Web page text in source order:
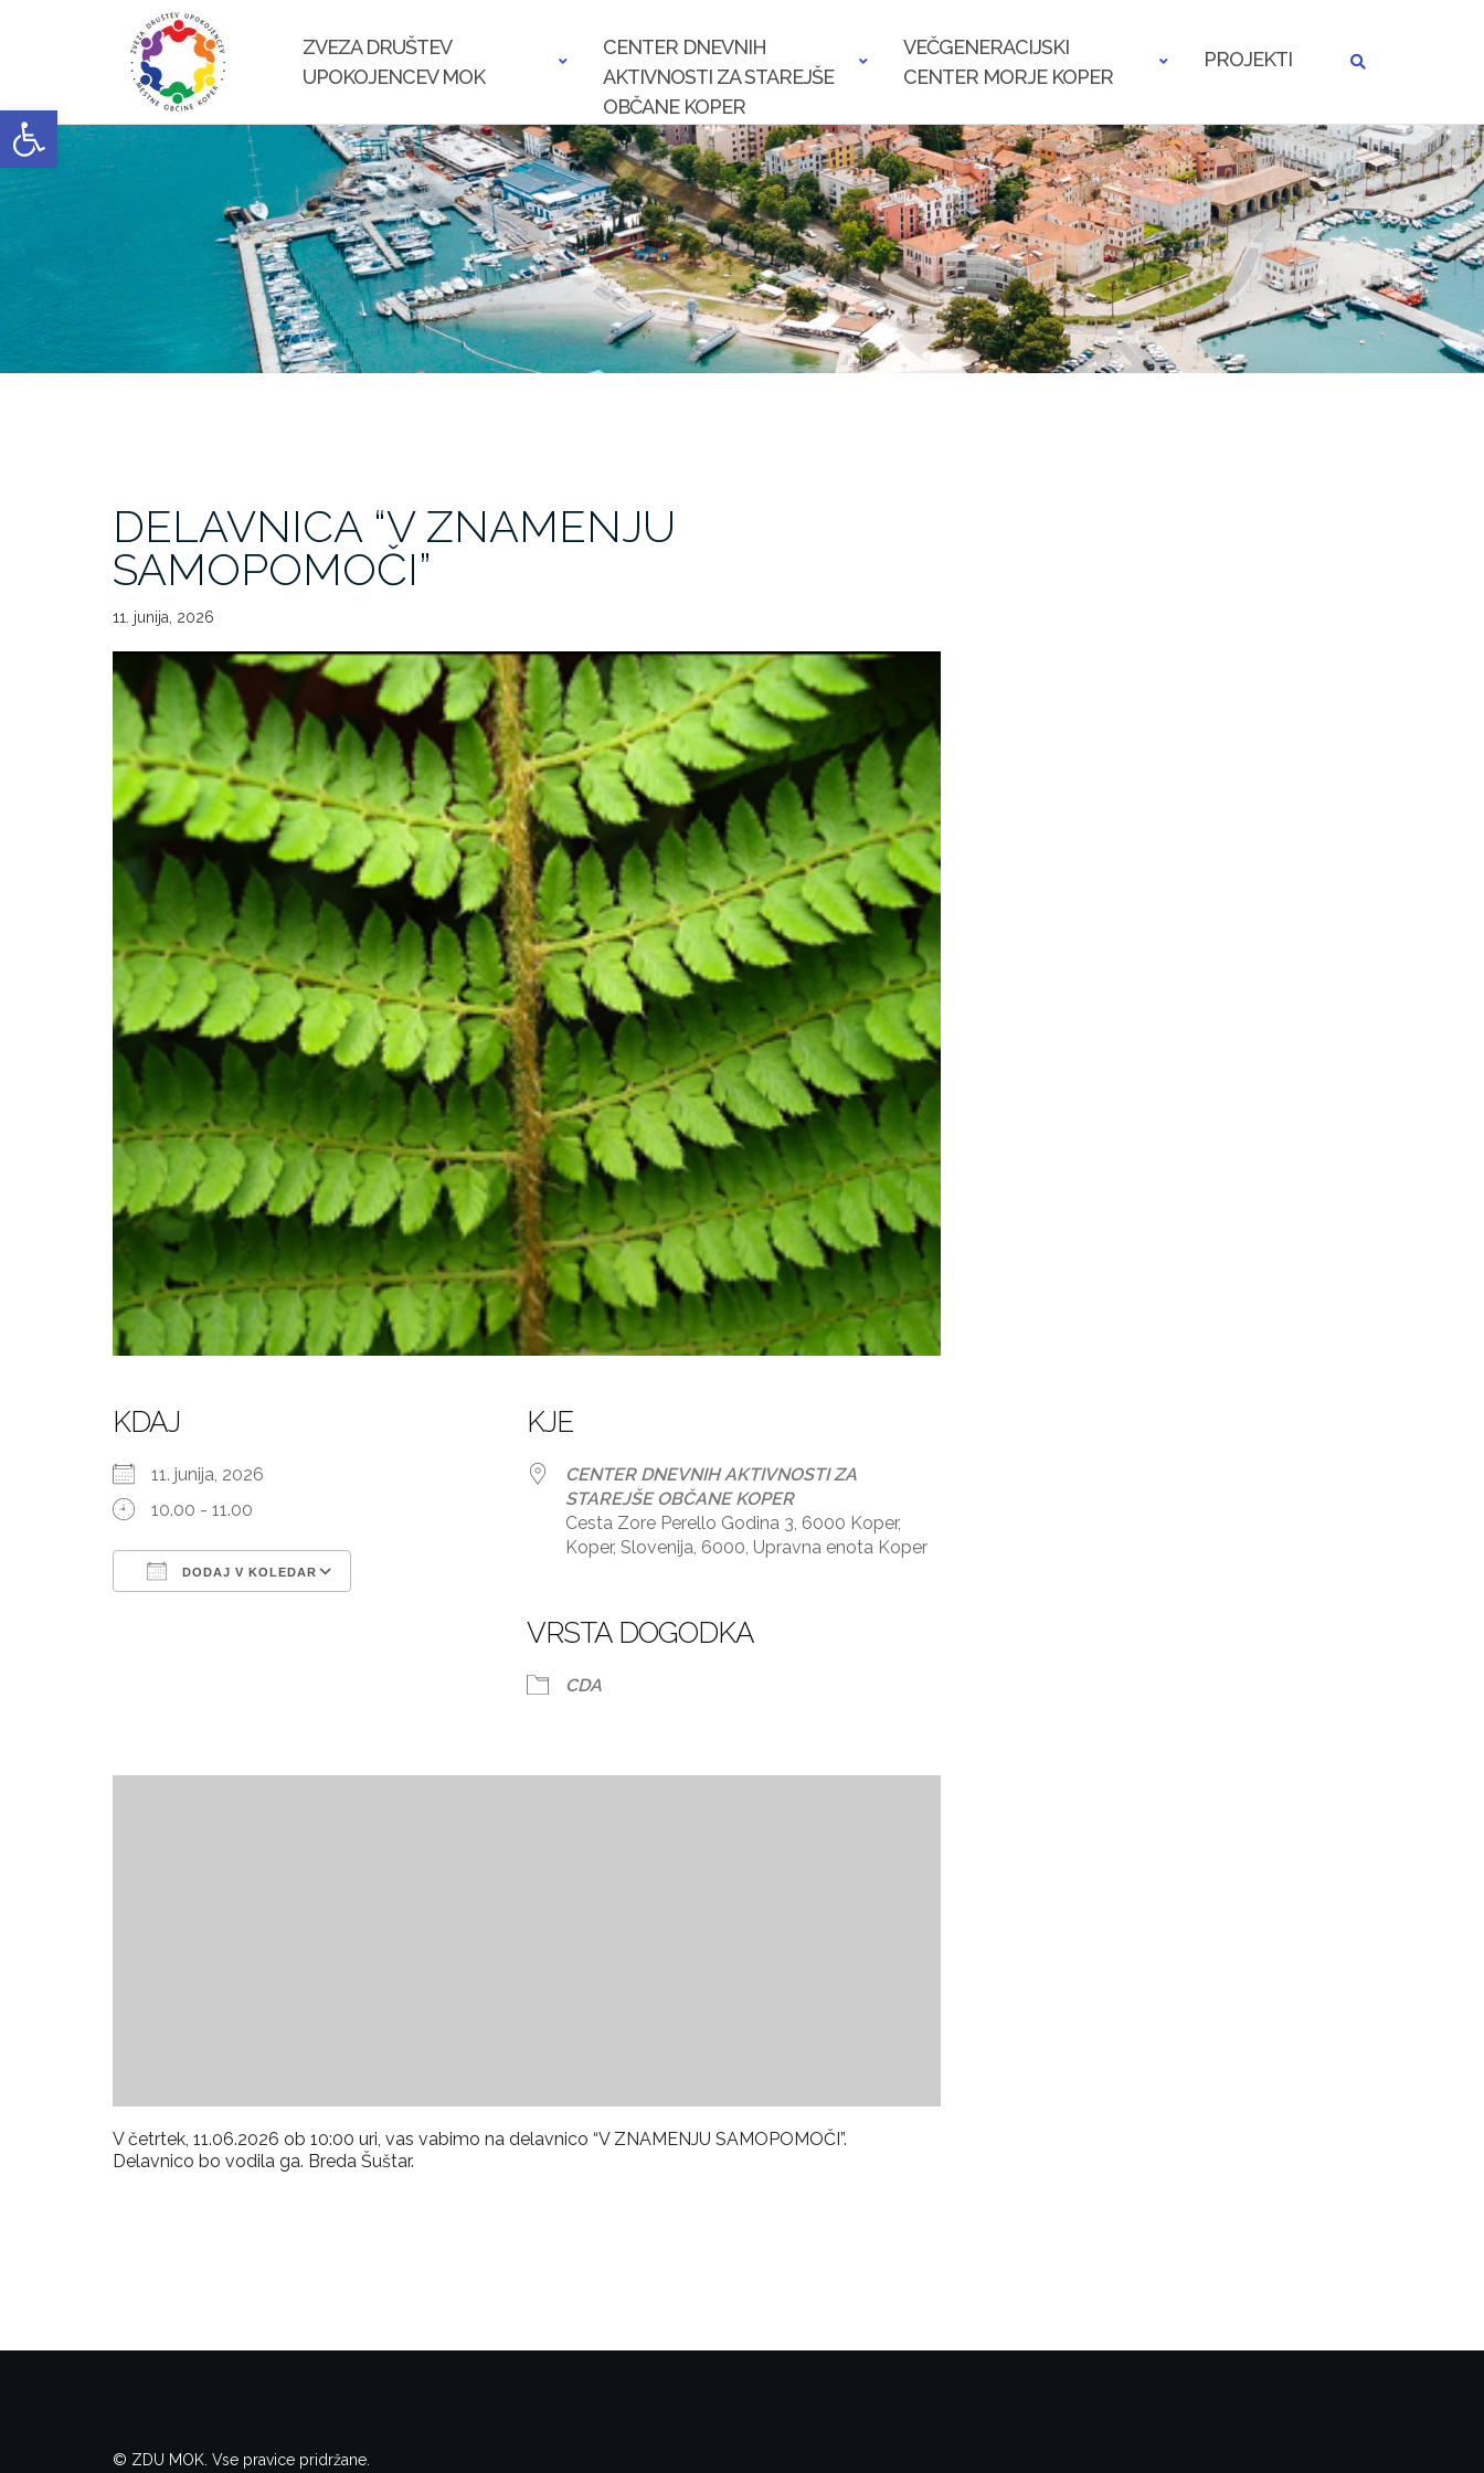
Open toolbar
ZVEZA DRUŠTEV
UPOKOJENCEV MOK
CENTER DNEVNIH
AKTIVNOSTI ZA STAREJŠE
OBČANE KOPER
VEČGENERACIJSKI
CENTER MORJE KOPER
PROJEKTI
DELAVNICA “V ZNAMENJU
SAMOPOMOČI”
11. junija, 2026
KDAJ
11. junija, 2026
10.00 - 11.00
DODAJ V KOLEDAR
KJE
CENTER DNEVNIH AKTIVNOSTI ZA
STAREJŠE OBČANE KOPER
Cesta Zore Perello Godina 3, 6000 Koper,
Koper, Slovenija, 6000, Upravna enota Koper
VRSTA DOGODKA
CDA
V četrtek, 11.06.2026 ob 10:00 uri, vas vabimo na delavnico “V ZNAMENJU SAMOPOMOČI”.
Delavnico bo vodila ga. Breda Šuštar.
© ZDU MOK. Vse pravice pridržane.